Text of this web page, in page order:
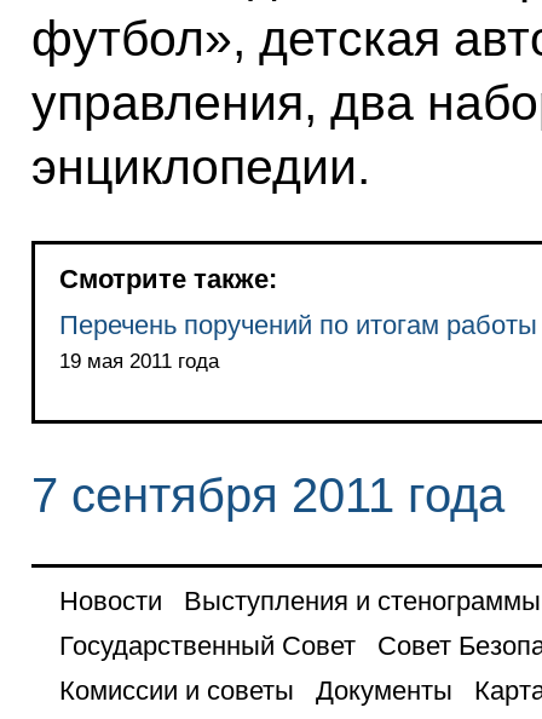
футбол», детская
управления, два
энциклопедии.
Смотрите также:
Перечень поручений по итогам
19 мая 2011 года
7 сентября 2011 года
Новости
Выступления и стенограммы
Государственный Совет
Совет
Комиссии и советы
Документы